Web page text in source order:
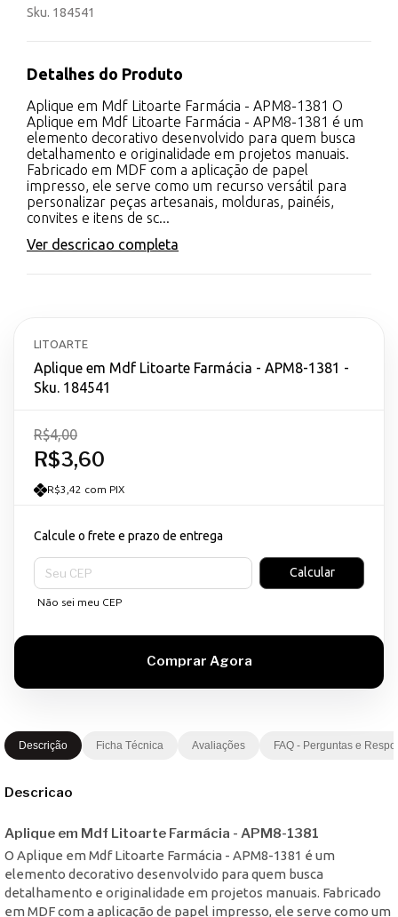
Sku. 184541
Detalhes do Produto
Aplique em Mdf Litoarte Farmácia - APM8-1381 O
Aplique em Mdf Litoarte Farmácia - APM8-1381 é um
elemento decorativo desenvolvido para quem busca
detalhamento e originalidade em projetos manuais.
Fabricado em MDF com a aplicação de papel
impresso, ele serve como um recurso versátil para
personalizar peças artesanais, molduras, painéis,
convites e itens de sc...
Ver descricao completa
LITOARTE
Aplique em Mdf Litoarte Farmácia - APM8-1381 -
Sku. 184541
R$3,60
R$4,00
R$3,42 com PIX
Calcule o frete e prazo de entrega
Entregas para o CEP:
Calcular
Não sei meu CEP
Descrição Ficha Técnica Avaliações FAQ - Perguntas e
Descricao
Aplique em Mdf Litoarte Farmácia - APM8-1381
O Aplique em Mdf Litoarte Farmácia - APM8-1381 é um
elemento decorativo desenvolvido para quem busca
detalhamento e originalidade em projetos manuais. Fabricado
em MDF com a aplicação de papel impresso, ele serve como um